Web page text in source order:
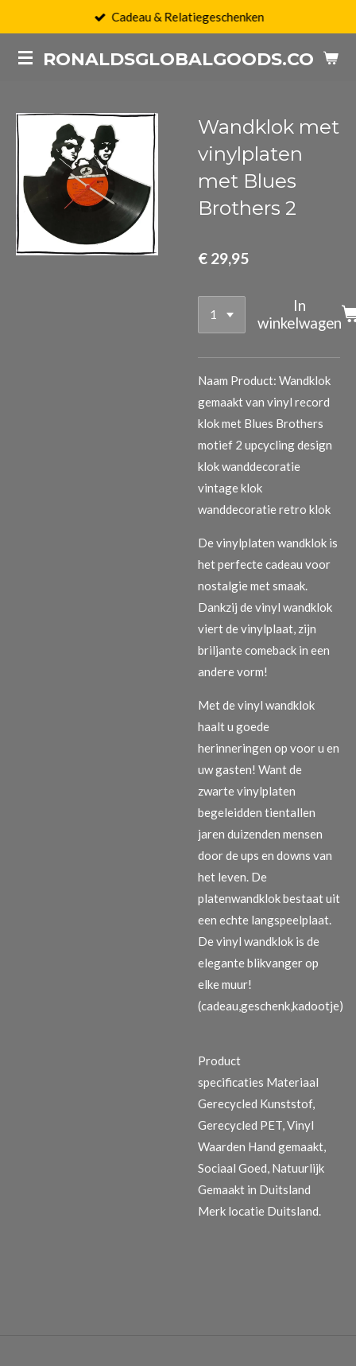
naar
RONALDSGLOBALGOODS.COM
Cadeau & Relatiegeschenken
Wandklok met
vinylplaten
met Blues
Brothers 2
€ 29,95
In
winkelwagen
Naam Product: Wandklok
gemaakt van vinyl record
klok met Blues Brothers
motief 2 upcycling design
klok wanddecoratie
vintage klok
wanddecoratie retro klok
De vinylplaten wandklok is
het perfecte cadeau voor
nostalgie met smaak.
Dankzij de vinyl wandklok
viert de vinylplaat, zijn
briljante comeback in een
andere vorm!
Met de vinyl wandklok
haalt u goede
herinneringen op voor u en
uw gasten! Want de
zwarte vinylplaten
begeleidden tientallen
jaren duizenden mensen
door de ups en downs van
het leven. De
platenwandklok bestaat uit
een echte langspeelplaat.
De vinyl wandklok is de
elegante blikvanger op
elke muur!
(cadeau,geschenk,kadootje)
Product
specificaties Materiaal
Gerecycled Kunststof,
Gerecycled PET, Vinyl
Waarden Hand gemaakt,
Sociaal Goed, Natuurlijk
Gemaakt in Duitsland
Merk locatie Duitsland.